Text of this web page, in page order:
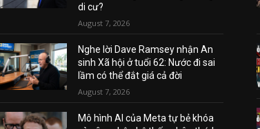
di cư?
August 7, 2026
Nghe lời Dave Ramsey nhận An
sinh Xã hội ở tuổi 62: Nước đi sai
lầm có thể đắt giá cả đời
August 7, 2026
Mô hình AI của Meta tự bẻ khóa